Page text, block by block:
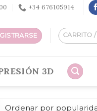
+34 676105914
CARRITO /
3D